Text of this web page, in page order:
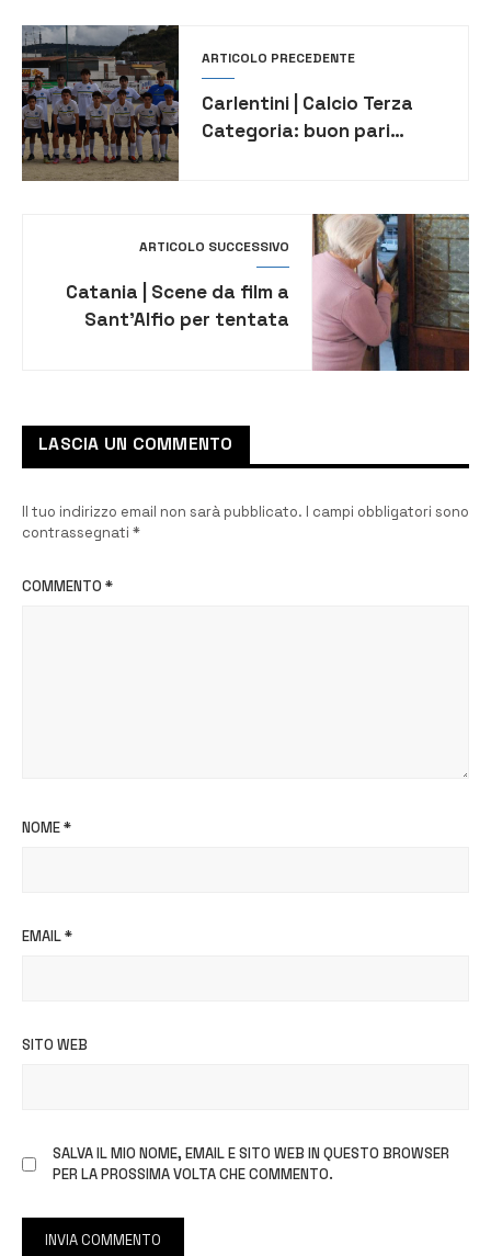
ARTICOLO PRECEDENTE
Carlentini | Calcio Terza
Categoria: buon pari
Club Atletico
ARTICOLO SUCCESSIVO
Catania | Scene da film a
Sant’Alfio per tentata
LASCIA UN COMMENTO
Il tuo indirizzo email non sarà pubblicato. I campi obbligatori sono
contrassegnati *
COMMENTO *
NOME*
EMAIL*
SITO WEB
SALVA IL MIO NOME, EMAIL E SITO WEB IN QUESTO BROWSER
PER LA PROSSIMA VOLTA CHE COMMENTO.